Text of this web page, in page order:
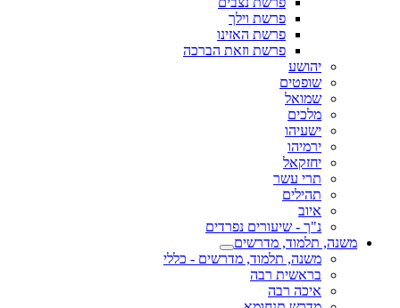
פרשת וילך
פרשת האזינו
פרשת וזאת הברכה
יהושע
שופטים
שמואל
מלכים
ישעיהו
ירמיהו
יחזקאל
תרי עשר
תהילים
איוב
נ"ך - שיעורים נפרדים
משנה, תלמוד, מדרשים
משנה, תלמוד, מדרשים - כללי
בראשית רבה
איכה רבה